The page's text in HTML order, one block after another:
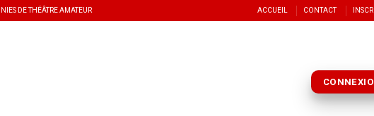
DE THÉÂTRE AMATEUR ACCUEIL CONTACT